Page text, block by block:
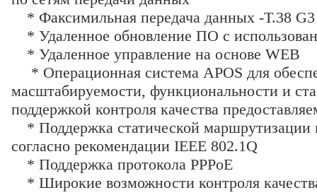
* Факсимильная передача данных -T.38
* Удаленное обновление ПО с
* Удаленное управление на основе WEB
* Операционная система APOS для
масштабируемости, функциональности и
поддержкой контроля качества
* Поддержка статической маршрутизации
согласно рекомендации IEEE 802.1Q
* Поддержка протокола PPPoE
* Широкие возможности контроля